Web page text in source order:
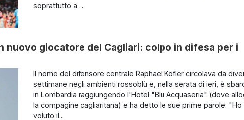
soprattutto a ...
nuovo giocatore del Cagliari: colpo in difesa per i
Il nome del difensore centrale Raphael Kofler circolava da
settimane negli ambienti rossoblù e, nella serata di ieri, è
in Lombardia raggiungendo l'Hotel "Blu Acquaseria" (dove
la compagine cagliaritana) e ha detto le sue prime parole: "Ho
voluto il...